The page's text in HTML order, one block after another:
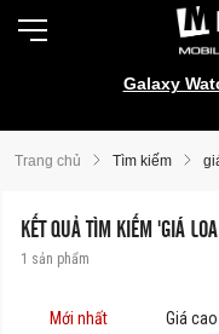
Galaxy
Trang chủ Tìm kiếm
KẾT QUẢ TÌM KIẾM 'GIÁ
1 sản phẩm
Mới nhất Giá cao